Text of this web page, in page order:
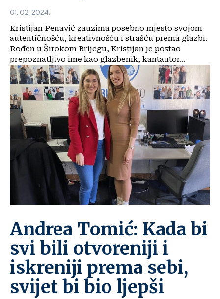
01. 02. 2024.
Kristijan Penavić zauzima posebno mjesto svojom
autentičnošću, kreativnošću i strašću prema glazbi.
Rođen u Širokom Brijegu, Kristijan je postao
prepoznatljivo ime kao glazbenik, kantautor...
Andrea Tomić: Kada bi
svi bili otvoreniji i
iskreniji prema sebi,
svijet bi bio ljepši